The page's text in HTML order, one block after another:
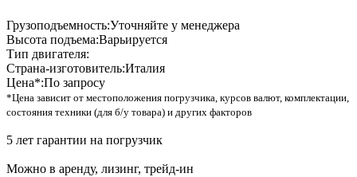
Грузоподъемность:Уточняйте у менеджера
Высота подъема:Варьируется
Тип двигателя:
Страна-изготовитель:Италия
Цена*:По запросу
*Цена зависит от местоположения погрузчика, курсов валют, комплектации,
состояния техники (для б/у товара) и других факторов
5 лет гарантии на погрузчик
Можно в аренду, лизинг, трейд-ин